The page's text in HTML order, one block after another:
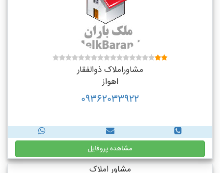
مشاوراملاک ذوالفقار
اهواز
09362033922
مشاهده پروفایل
مشاور املاک